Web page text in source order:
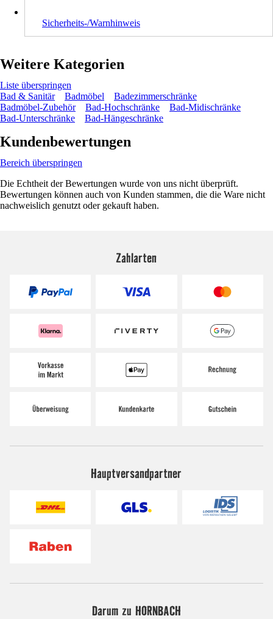
Sicherheits-/Warnhinweis
Weitere Kategorien
Liste überspringen
Bad & Sanitär
Badmöbel
Badezimmerschränke
Badmöbel-Zubehör
Bad-Hochschränke
Bad-Midischränke
Bad-Unterschränke
Bad-Hängeschränke
Kundenbewertungen
Bereich überspringen
Die Echtheit der Bewertungen wurde von uns nicht überprüft.
Bewertungen können auch von Kunden stammen, die die Ware nicht
nachweislich genutzt oder gekauft haben.
Zahlarten
Hauptversandpartner
Darum zu HORNBACH